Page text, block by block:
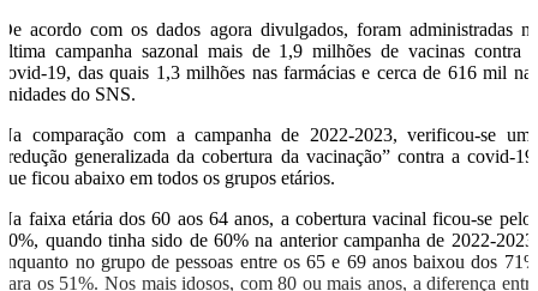
De acordo com os dados agora divulgados, foram administradas na
última campanha sazonal mais de 1,9 milhões de vacinas contra a
covid-19, das quais 1,3 milhões nas farmácias e cerca de 616 mil nas
unidades do SNS.
Na comparação com a campanha de 2022-2023, verificou-se uma
“redução generalizada da cobertura da vacinação” contra a covid-19,
que ficou abaixo em todos os grupos etários.
Na faixa etária dos 60 aos 64 anos, a cobertura vacinal ficou-se pelos
40%, quando tinha sido de 60% na anterior campanha de 2022-2023,
enquanto no grupo de pessoas entre os 65 e 69 anos baixou dos 71%
para os 51%. Nos mais idosos, com 80 ou mais anos, a diferença entre